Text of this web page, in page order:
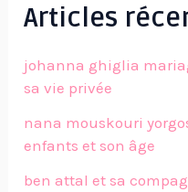
Articles
johanna ghiglia
sa vie privée
nana mouskouri
enfants et son âge
ben attal et sa